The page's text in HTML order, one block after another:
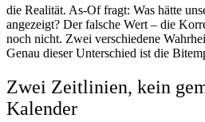
die Realität. As-Of fragt: Was hätte
angezeigt? Der falsche Wert – die
noch nicht. Zwei verschiedene
Genau dieser Unterschied ist die
Zwei Zeitlinien, kein
Kalender